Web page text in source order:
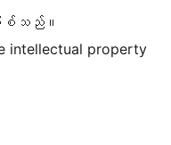
ြစ်သည်။
intellectual property